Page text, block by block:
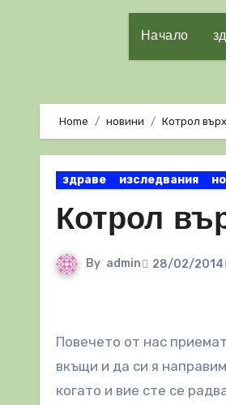
Начало
Home новини Котрол
здраве изследвания
Котрол
By admin 28/02/2014
Повечето от нас приемат за даденост лукса да мислим за любимата ни храна, а след това да отидем
вкъщи и да си я
когато и вие сте се